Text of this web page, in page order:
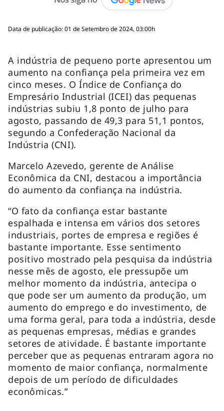
Data de publicação: 01 de Setembro de 2024, 03:00h
A indústria de pequeno porte apresentou um
aumento na confiança pela primeira vez em
cinco meses. O Índice de Confiança do
Empresário Industrial (ICEI) das pequenas
indústrias subiu 1,8 ponto de julho para
agosto, passando de 49,3 para 51,1 pontos,
segundo a Confederação Nacional da
Indústria (CNI).
Marcelo Azevedo, gerente de Análise
Econômica da CNI, destacou a importância
do aumento da confiança na indústria.
“O fato da confiança estar bastante
espalhada e intensa em vários dos setores
industriais, portes de empresa e regiões é
bastante importante. Esse sentimento
positivo mostrado pela pesquisa da indústria
nesse mês de agosto, ele pressupõe um
melhor momento da indústria, antecipa o
que pode ser um aumento da produção, um
aumento do emprego e do investimento, de
uma forma geral, para toda a indústria, desde
as pequenas empresas, médias e grandes
setores de atividade. É bastante importante
perceber que as pequenas entraram agora no
momento de maior confiança, normalmente
depois de um período de dificuldades
econômicas.”